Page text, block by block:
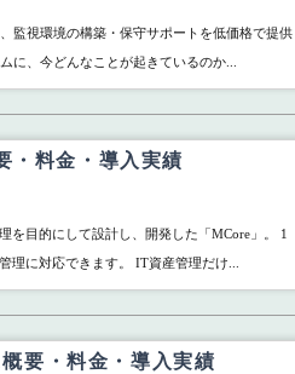
監視環境の構築・保守サポートを低価格で提供
に、今どんなことが起きているのか...
・料金・導入実績
を目的にして設計し、開発した「MCore」。 1
理に対応できます。 IT資産管理だけ...
要・料金・導入実績